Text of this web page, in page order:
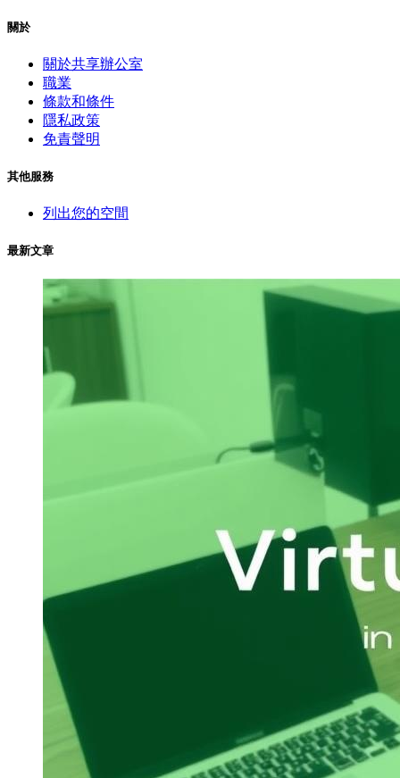
關於
關於共享辦公室
職業
條款和條件
隱私政策
免責聲明
其他服務
列出您的空間
最新文章